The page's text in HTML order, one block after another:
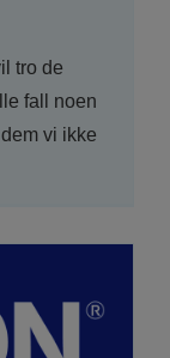
tro de
fall noen
vi ikke